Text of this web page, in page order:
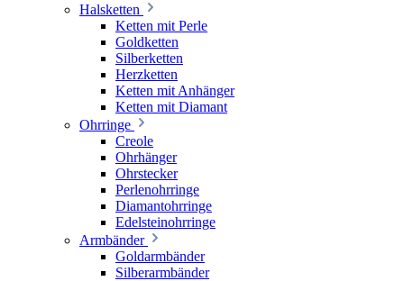
Halsketten
Ketten mit Perle
Goldketten
Silberketten
Herzketten
Ketten mit Anhänger
Ketten mit Diamant
Ohrringe
Creole
Ohrhänger
Ohrstecker
Perlenohrringe
Diamantohrringe
Edelsteinohrringe
Armbänder
Goldarmbänder
Silberarmbänder